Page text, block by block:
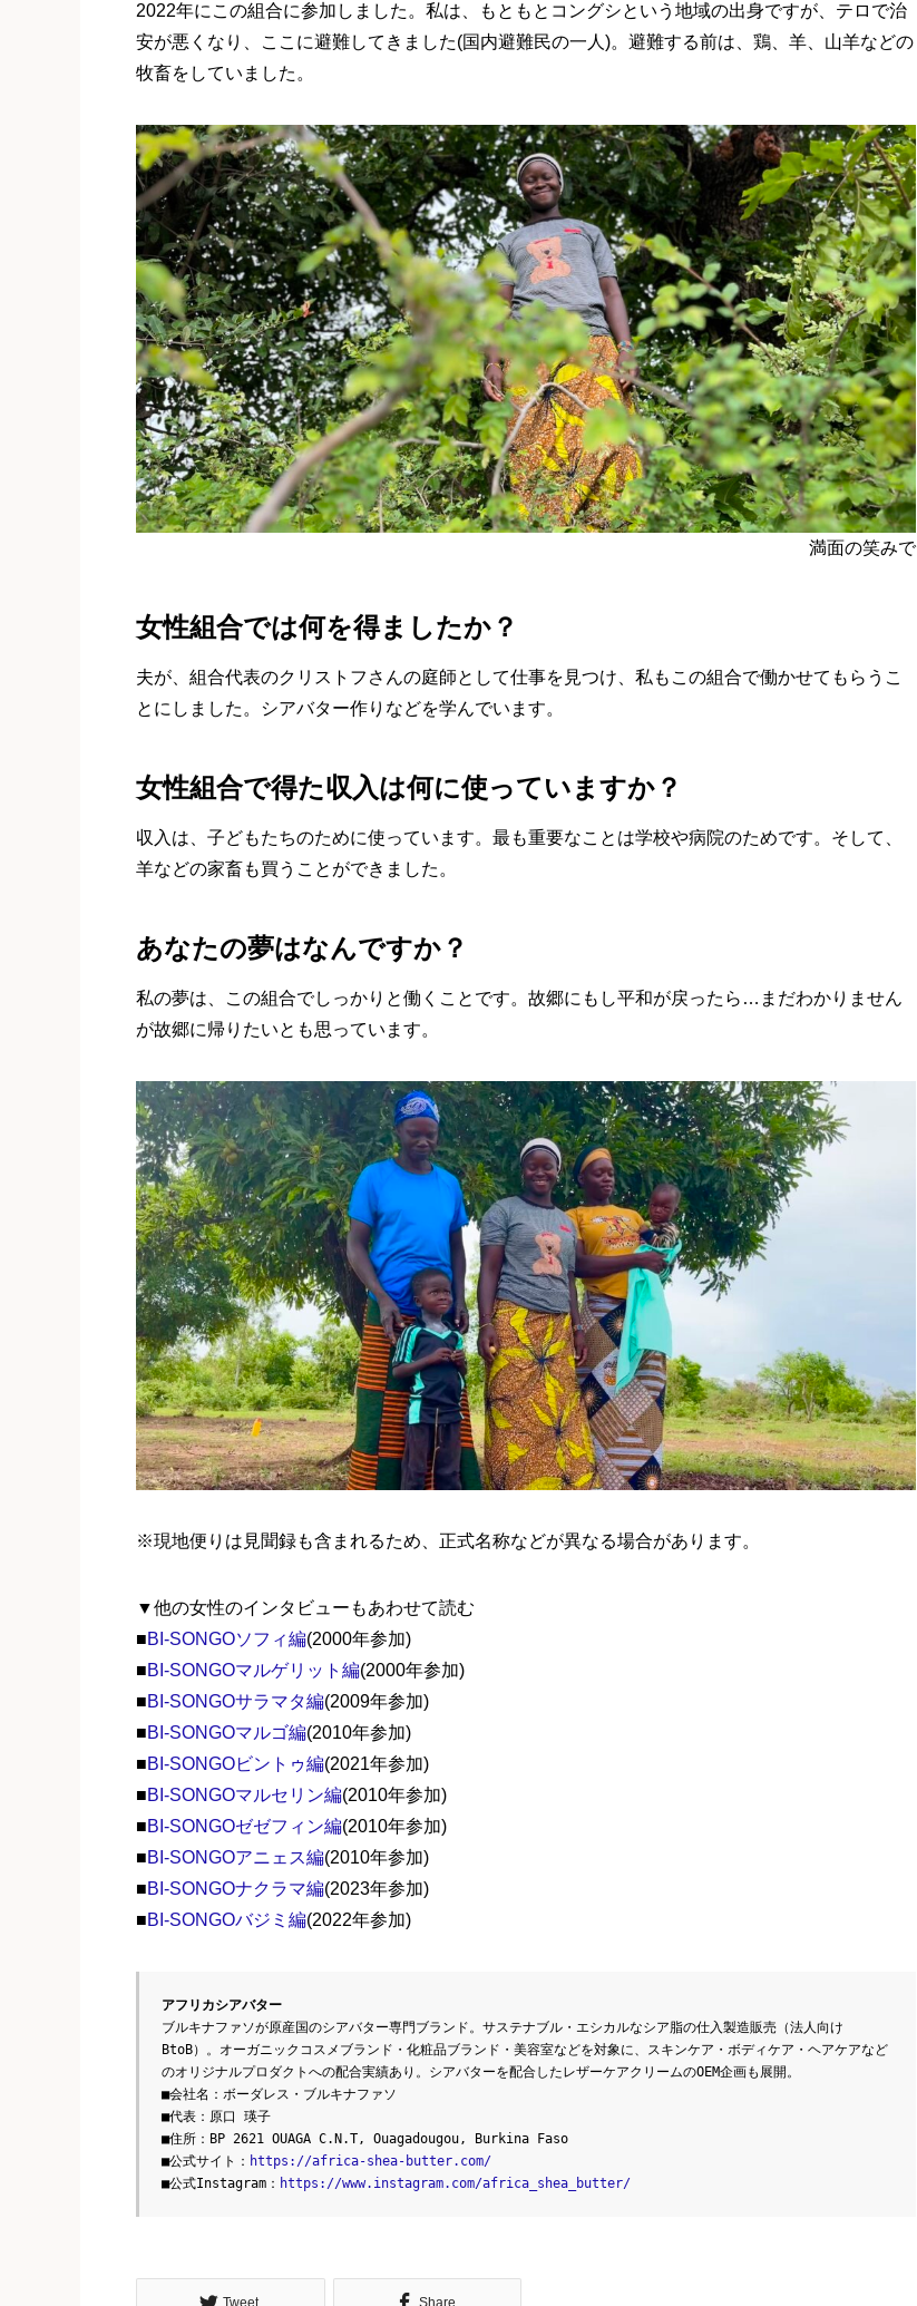
2022年にこの組合に参加しました。私は、もともとコングシという地域の出身ですが、テロで治
安が悪くなり、ここに避難してきました(国内避難民の一人)。避難する前は、鶏、羊、山羊などの
牧畜をしていました。
満面の笑みで
女性組合では何を得ましたか？
夫が、組合代表のクリストフさんの庭師として仕事を見つけ、私もこの組合で働かせてもらうこ
とにしました。シアバター作りなどを学んでいます。
女性組合で得た収入は何に使っていますか？
収入は、子どもたちのために使っています。最も重要なことは学校や病院のためです。そして、
羊などの家畜も買うことができました。
あなたの夢はなんですか？
私の夢は、この組合でしっかりと働くことです。故郷にもし平和が戻ったら…まだわかりません
が故郷に帰りたいとも思っています。
※現地便りは見聞録も含まれるため、正式名称などが異なる場合があります。
▼他の女性のインタビューもあわせて読む
■BI-SONGOソフィ編(2000年参加)
■BI-SONGOマルゲリット編(2000年参加)
■BI-SONGOサラマタ編(2009年参加)
■BI-SONGOマルゴ編(2010年参加)
■BI-SONGOビントゥ編(2021年参加)
■BI-SONGOマルセリン編(2010年参加)
■BI-SONGOゼゼフィン編(2010年参加)
■BI-SONGOアニェス編(2010年参加)
■BI-SONGOナクラマ編(2023年参加)
■BI-SONGOバジミ編(2022年参加)
アフリカシアバター
ブルキナファソが原産国のシアバター専門ブランド。サステナブル・エシカルなシア脂の仕入製造販売（法人向け
BtoB）。オーガニックコスメブランド・化粧品ブランド・美容室などを対象に、スキンケア・ボディケア・ヘアケアなど
のオリジナルプロダクトへの配合実績あり。シアバターを配合したレザーケアクリームのOEM企画も展開。
■会社名：ボーダレス・ブルキナファソ
■代表：原口 瑛子
■住所：BP 2621 OUAGA C.N.T, Ouagadougou, Burkina Faso
■公式サイト： https://africa-shea-butter.com/
■公式Instagram： https://www.instagram.com/africa_shea_butter/
Tweet Share